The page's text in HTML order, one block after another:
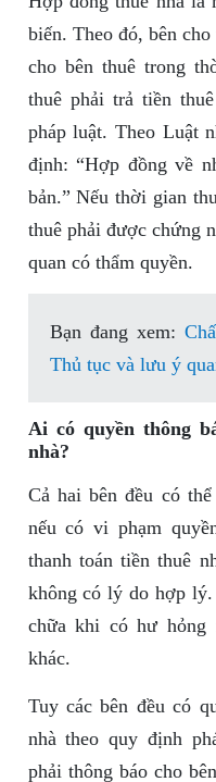
biến. Theo đó, bên
cho bên thuê trong
thuê phải trả tiền
pháp luật. Theo Luật
định: “Hợp đồng về
bản.” Nếu thời gian
thuê phải được chứng
quan có thẩm quyền.
Bạn đang xem:
Thủ tục và lưu ý
Ai có quyền thông
nhà?
Cả hai bên đều có
nếu có vi phạm
thanh toán tiền thuê
không có lý do hợp lý.
chữa khi có hư hỏng
khác.
Tuy các bên đều có
nhà theo quy định
phải thông báo cho